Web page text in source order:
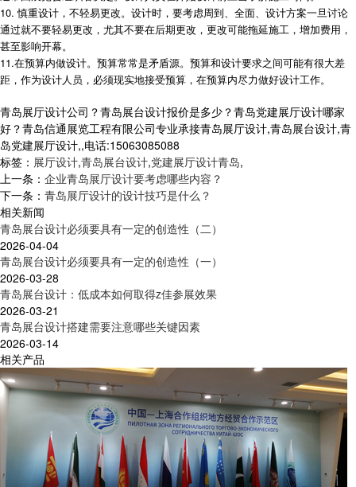
10. 慎重设计，不轻易更改。设计时，要考虑周到、全面、设计方案一旦讨论
通过就不要轻易更改，尤其不要在后期更改，更改可能拖延施工，增加费用，
甚至影响开幕。
11.在预算内做设计。预算常常是矛盾源。预算和设计要求之间可能有很大差
距，作为设计人员，必须现实地接受预算，在预算内尽力做好设计工作。
青岛展厅设计公司？青岛展台设计报价是多少？青岛党建展厅设计哪家
好？青岛信通展览工程有限公司专业承接青岛展厅设计,青岛展台设计,青
岛党建展厅设计,,电话:15063085088
标签： 展厅设计,青岛展台设计,党建展厅设计青岛,
上一条： 企业青岛展厅设计要考虑哪些内容？
下一条： 青岛展厅设计的设计技巧是什么？
相关新闻
青岛展台设计必须要具有一定的创造性（二）
2026-04-04
青岛展台设计必须要具有一定的创造性（一）
2026-03-28
青岛展台设计：低成本如何取得z佳参展效果
2026-03-21
青岛展台设计搭建需要注意哪些关键因素
2026-03-14
相关产品